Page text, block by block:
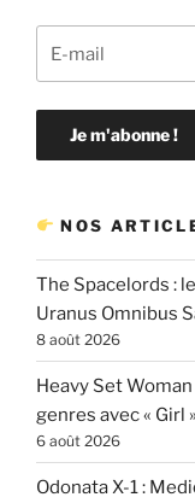
NOS
The Spacelords :
Uranus Omnibus
8 août 2026
Heavy Set
genres avec « Girl »
6 août 2026
Odonata X-1 :